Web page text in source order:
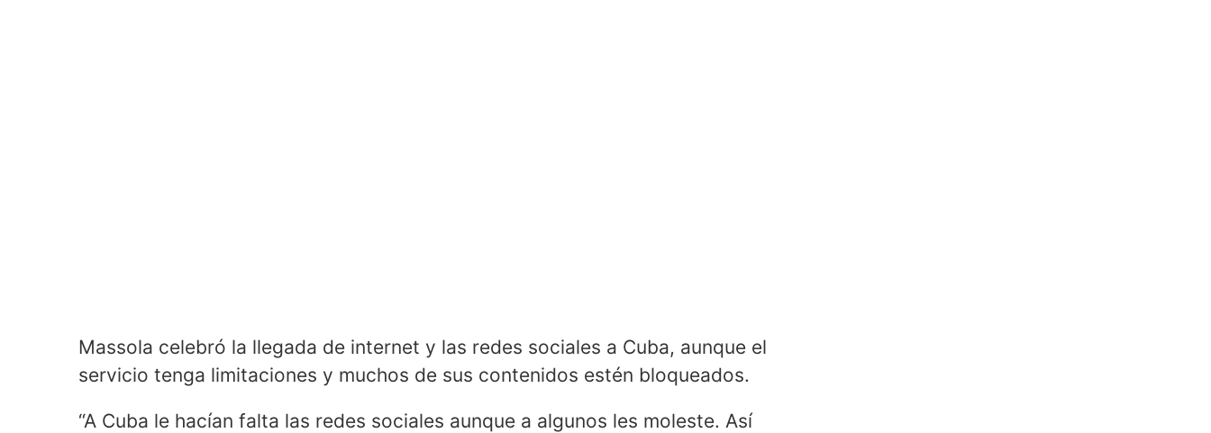
Massola celebró la llegada de internet y las redes sociales a Cuba, aunque el
servicio tenga limitaciones y muchos de sus contenidos estén bloqueados.
“A Cuba le hacían falta las redes sociales aunque a algunos les moleste. Así